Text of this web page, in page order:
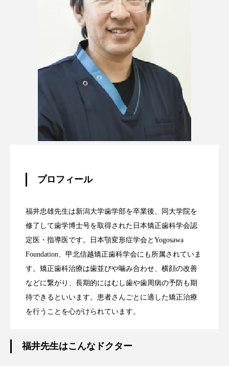
プロフィール
福井忠雄先生は新潟大学歯学部を卒業後、同大学院を
修了して歯学博士号を取得された日本矯正歯科学会認
定医・指導医です。日本顎変形症学会とYogosawa
Foundation、甲北信越矯正歯科学会にも所属されていま
す。矯正歯科治療は歯並びや噛み合わせ、横顔の改善
などに繋がり、長期的にはむし歯や歯周病の予防も期
待できるといいます。患者さんごとに適した矯正治療
を行うことを心がけられています。
福井先生はこんなドクター